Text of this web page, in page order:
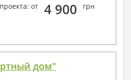
проекта: от 4 900 грн
дом"